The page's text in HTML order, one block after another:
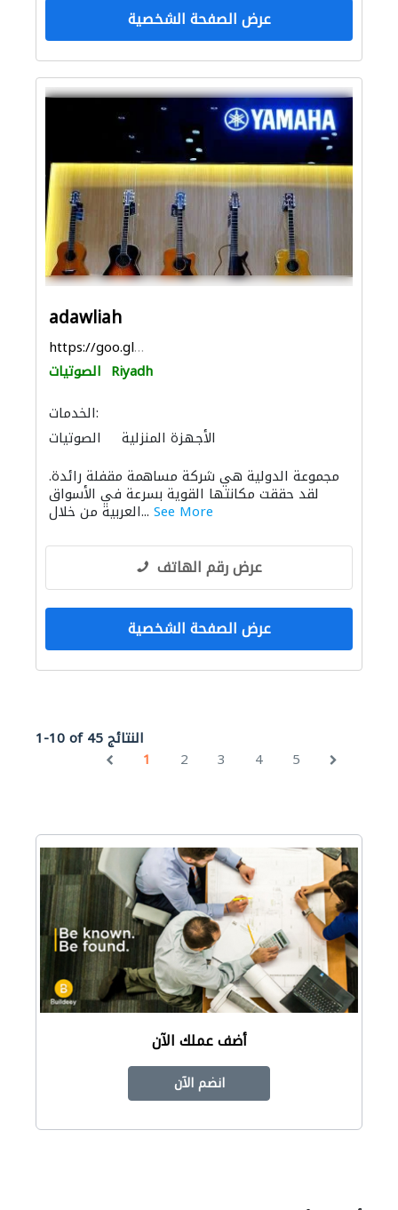
عرض الصفحة الشخصية
adawliah
https://goo.gl/maps/vFoc2xDsfxLBjDw67
الصوتيات Riyadh
الخدمات:
الصوتيات
الأجهزة المنزلية
مجموعة الدولية هي شركة مساهمة مقفلة رائدة.
لقد حققت مكانتها القوية بسرعة في الأسواق
العربية من خلال... See More
عرض رقم الهاتف
عرض الصفحة الشخصية
1-10 of 45 النتائج
1
2 3 4 5
أضف عملك الآن
انضم الآن